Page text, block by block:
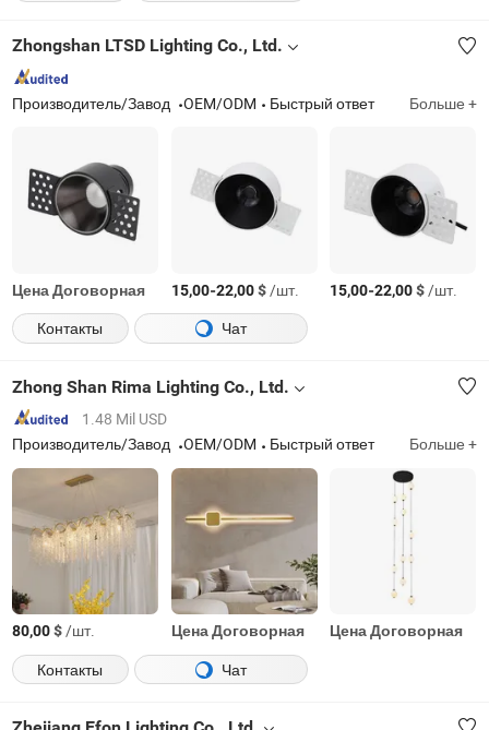
Zhongshan LTSD Lighting Co., Ltd.
Производитель/Завод OEM/ODM Быстрый ответ Больше +
Цена Договорная 15,00-22,00$/шт. 15,00-22,00$/шт.
Контакты
Чат
Zhong Shan Rima Lighting Co., Ltd.
1.48 Mil USD
Производитель/Завод
OEM/ODM Быстрый ответ Больше +
80,00$/шт. Цена Договорная
Цена Договорная
Контакты
Чат